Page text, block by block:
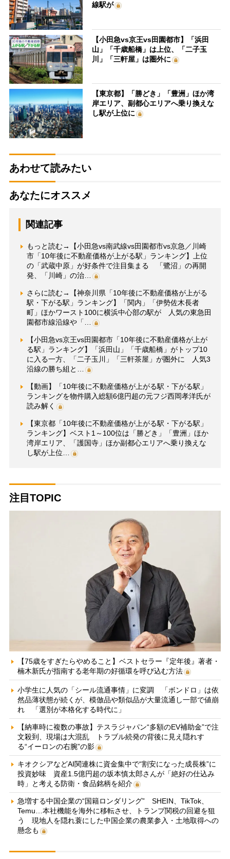
線駅が
【小田急vs京王vs田園都市】「浜田
山」「千歳船橋」は上位、「二子玉
川」「三軒屋」は圏外に
【東京都】「勝どき」「豊洲」ほか湾
岸エリア、副都心エリアへ乗り換えな
し駅が上位に
あわせて読みたい
あなたにオススメ
関連記事
もっと読む→【小田急vs南武線vs田園都市vs京急／川崎
市「10年後に不動産価格が上がる駅」ランキング】上位
の「武蔵中原」が好条件で注目集まる 「鷺沼」の再開
発、「川崎」の治…
さらに読む→【神奈川県「10年後に不動産価格が上がる
駅・下がる駅」ランキング】「関内」「伊勢佐木長者
町」ほかワースト100に横浜中心部の駅が 人気の東急田
園都市線沿線や「…
【小田急vs京王vs田園都市「10年後に不動産価格が上が
る駅」ランキング】「浜田山」「千歳船橋」がトップ10
に入る一方、「二子玉川」「三軒茶屋」が圏外に 人気3
沿線の勝ち組と…
【動画】「10年後に不動産価格が上がる駅・下がる駅」
ランキングを物件購入総額6億円超の元フジ西岡孝洋氏が
読み解く
【東京都「10年後に不動産価格が上がる駅・下がる駅」
ランキング】ベスト1～100位は「勝どき」「豊洲」ほか
湾岸エリア、「護国寺」ほか副都心エリアへ乗り換えな
し駅が上位…
注目TOPIC
【75歳をすぎたらやめること】ベストセラー『定年後』著者・
楠木新氏が指南する老年期の好循環を呼び込む方法
小学生に人気の「シール流通事情」に変調 「ボンドロ」は依
然品薄状態が続くが、模倣品や類似品が大量流通し一部で値崩
れ 「選別が本格化する時代に」
【納車時に複数の事故】テスラジャパン“多額のEV補助金”で注
文殺到、現場は大混乱 トラブル続発の背後に見え隠れす
る“イーロンの右腕”の影
キオクシアなどAI関連株に資金集中で“割安になった成長株”に
投資妙味 資産1.5億円超の坂本慎太郎さんが「絶好の仕込み
時」と考える防衛・食品銘柄を紹介
急増する中国企業の“国籍ロンダリング” SHEIN、TikTok、
Temu…本社機能を海外に移転させ、トランプ関税の回避を狙
う 現地人を隠れ蓑にした中国企業の農業参入・土地取得への
懸念も